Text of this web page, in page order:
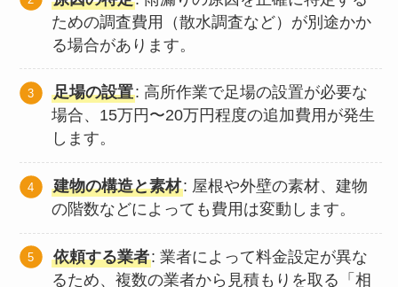
ための調査費用（散水調査など）が別途かか
る場合があります。
足場の設置: 高所作業で足場の設置が必要な
場合、15万円〜20万円程度の追加費用が発生
します。
建物の構造と素材: 屋根や外壁の素材、建物
の階数などによっても費用は変動します。
依頼する業者: 業者によって料金設定が異な
るため、複数の業者から見積もりを取る「相